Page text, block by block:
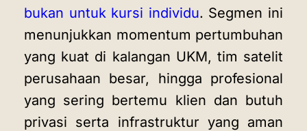
bukan untuk kursi individu. Segmen ini
menunjukkan momentum pertumbuhan
yang kuat di kalangan UKM, tim satelit
perusahaan besar, hingga profesional
yang sering bertemu klien dan butuh
privasi serta infrastruktur yang aman